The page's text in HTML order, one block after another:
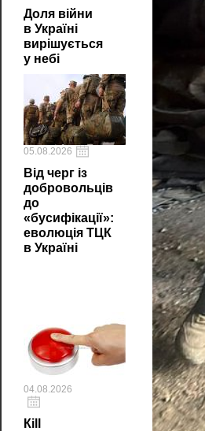
Доля війни
в Україні
вирішується
у небі
05.08.2026
Від черг із
добровольців
до
«бусифікації»:
еволюція ТЦК
в Україні
04.08.2026
Кill